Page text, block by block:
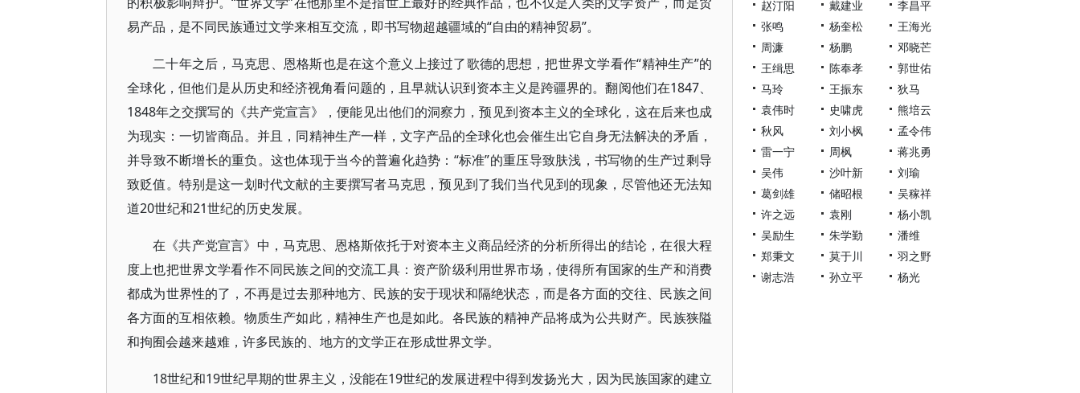
易产品，是不同民族通过文学来相互交流，即书写物超越疆域的“自由的精神贸易”。
二十年之后，马克思、恩格斯也是在这个意义上接过了歌德的思想，把世界文学看作“精神生产”的
全球化，但他们是从历史和经济视角看问题的，且早就认识到资本主义是跨疆界的。翻阅他们在1847、
1848年之交撰写的《共产党宣言》，便能见出他们的洞察力，预见到资本主义的全球化，这在后来也成
为现实：一切皆商品。并且，同精神生产一样，文字产品的全球化也会催生出它自身无法解决的矛盾，
并导致不断增长的重负。这也体现于当今的普遍化趋势：“标准”的重压导致肤浅，书写物的生产过剩导
致贬值。特别是这一划时代文献的主要撰写者马克思，预见到了我们当代见到的现象，尽管他还无法知
道20世纪和21世纪的历史发展。
在《共产党宣言》中，马克思、恩格斯依托于对资本主义商品经济的分析所得出的结论，在很大程
度上也把世界文学看作不同民族之间的交流工具：资产阶级利用世界市场，使得所有国家的生产和消费
都成为世界性的了，不再是过去那种地方、民族的安于现状和隔绝状态，而是各方面的交往、民族之间
各方面的互相依赖。物质生产如此，精神生产也是如此。各民族的精神产品将成为公共财产。民族狭隘
和拘囿会越来越难，许多民族的、地方的文学正在形成世界文学。
18世纪和19世纪早期的世界主义，没能在19世纪的发展进程中得到发扬光大，因为民族国家的建立
赵汀阳
戴建业
李昌平
张鸣
杨奎松
王海光
周濂
杨鹏
邓晓芒
王缉思
陈奉孝
郭世佑
马玲
王振东
狄马
袁伟时
史啸虎
熊培云
秋风
刘小枫
孟令伟
雷一宁
周枫
蒋兆勇
吴伟
沙叶新
刘瑜
葛剑雄
储昭根
吴稼祥
许之远
袁刚
杨小凯
吴励生
朱学勤
潘维
郑秉文
莫于川
羽之野
谢志浩
孙立平 杨光